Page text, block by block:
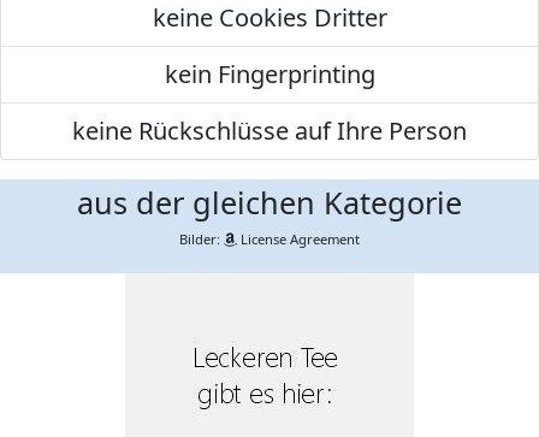
keine Cookies Dritter
kein Fingerprinting
keine Rückschlüsse auf Ihre Person
aus der gleichen Kategorie
Bilder: License Agreement